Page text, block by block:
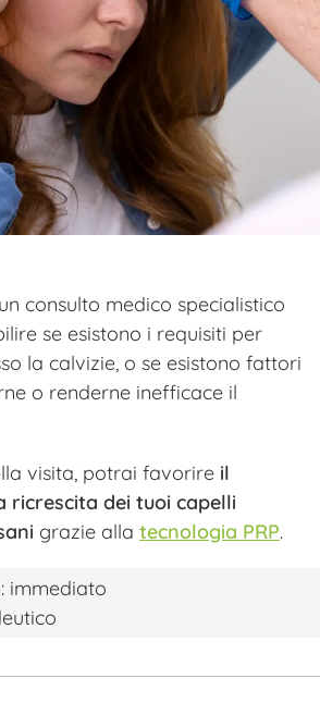
consulto medico specialistico
se esistono i requisiti per
la calvizie, o se esistono fattori
o renderne inefficace il
visita, potrai favorire il
ricrescita dei tuoi capelli
grazie alla tecnologia PRP.
immediato